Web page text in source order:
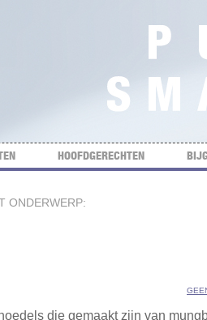
HOOFDGERECHTEN
ONDERWERP:
die gemaakt zijn van